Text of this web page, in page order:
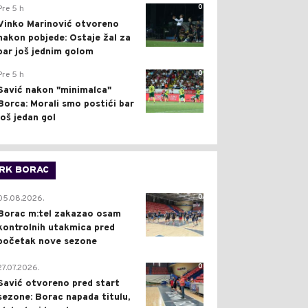
0
5 h
Marinović otvoreno
pobjede: Ostaje žal za
još jednim golom
0
5 h
nakon "minimalca"
Morali smo postići bar
jedan gol
BORAC
0
m:tel zakazao osam
utakmica pred
nove sezone
0
otvoreno pred start
Borac napada titulu,